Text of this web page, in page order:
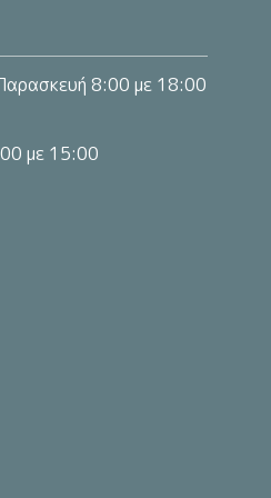
8:00 με 18:00
με 15:00